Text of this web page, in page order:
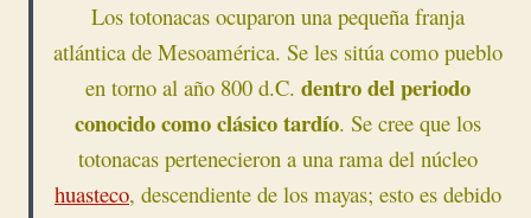
Los totonacas ocuparon una pequeña franja
atlántica de Mesoamérica. Se les sitúa como pueblo
en torno al año 800 d.C. dentro del periodo
conocido como clásico tardío. Se cree que los
totonacas pertenecieron a una rama del núcleo
huasteco, descendiente de los mayas; esto es debido